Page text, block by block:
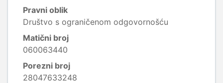
Pravni oblik
Društvo s ograničenom odgovornošću
Matični broj
060063440
Porezni broj
28047633248